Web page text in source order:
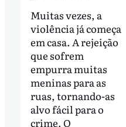
Muitas vezes, a
violência já começa
em casa. A rejeição
que sofrem
empurra muitas
meninas para as
ruas, tornando-as
alvo fácil para o
crime. O